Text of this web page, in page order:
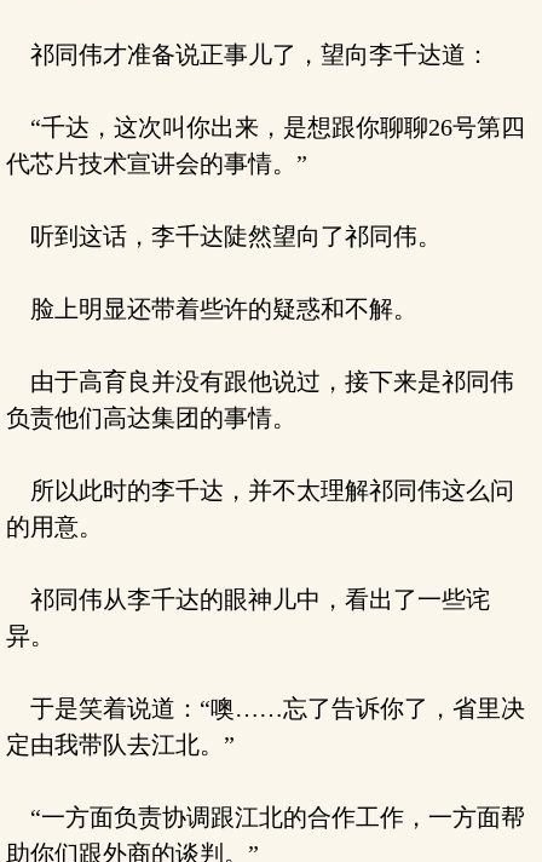
祁同伟才准备说正事儿了，望向李千达道：
“千达，这次叫你出来，是想跟你聊聊26号第四
代芯片技术宣讲会的事情。”
听到这话，李千达陡然望向了祁同伟。
脸上明显还带着些许的疑惑和不解。
由于高育良并没有跟他说过，接下来是祁同伟
负责他们高达集团的事情。
所以此时的李千达，并不太理解祁同伟这么问
的用意。
祁同伟从李千达的眼神儿中，看出了一些诧
异。
于是笑着说道：“噢……忘了告诉你了，省里决
定由我带队去江北。”
“一方面负责协调跟江北的合作工作，一方面帮
助你们跟外商的谈判。”